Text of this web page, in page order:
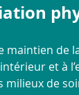
maintien de
et à
milieux de